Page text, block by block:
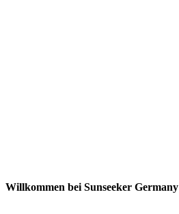
Willkommen bei Sunseeker Germany